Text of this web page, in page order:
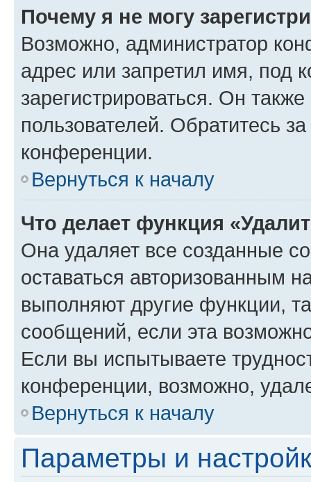
Почему я не могу
Возможно, администратор
адрес или запретил имя, под
зарегистрироваться. Он
пользователей. Обратитесь
конференции.
Вернуться к началу
Что делает функция
Она удаляет все созданные
оставаться авторизованным
выполняют другие функции,
сообщений, если эта
Если вы испытываете
конференции, возможно,
Вернуться к началу
Параметры и